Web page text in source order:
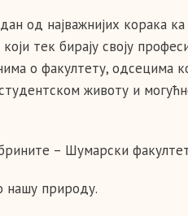
од најважнијих корака
тек бирају своју
о факултету, одсецима
животу и
– Шумарски
нашу природу.